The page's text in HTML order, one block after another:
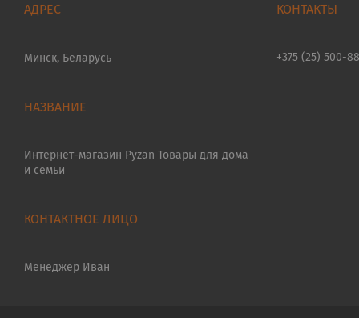
Минск, Беларусь
Интернет-магазин Pyzan Товары для дома
и семьи
Менеджер Иван
+375 (25) 500-